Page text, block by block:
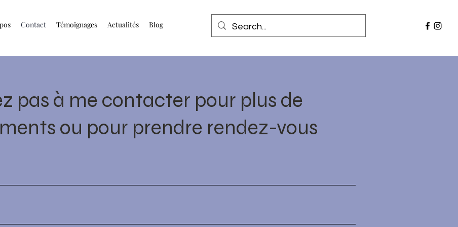
Contact Témoignages Actualités Blog
pas à me contacter pour plus de
ou pour prendre rendez-vous